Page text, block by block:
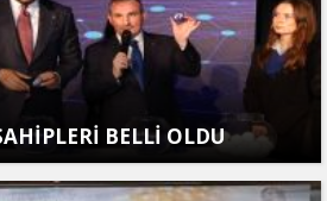
BELLİ OLDU